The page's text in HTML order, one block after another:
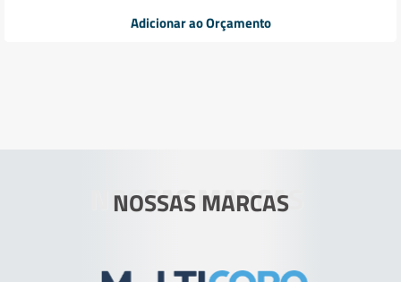
Adicionar ao Orçamento
NOSSAS MARCAS
NOSSAS MARCAS